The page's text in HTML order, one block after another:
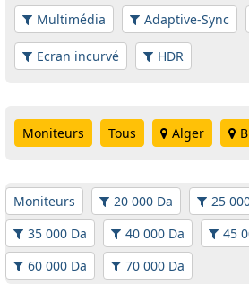
Multimédia Adaptive-Sync
Ecran incurvé HDR
Moniteurs Tous Alger
Moniteurs 20 000 Da 25
35 000 Da
40 000 Da 45
60 000 Da
70 000 Da